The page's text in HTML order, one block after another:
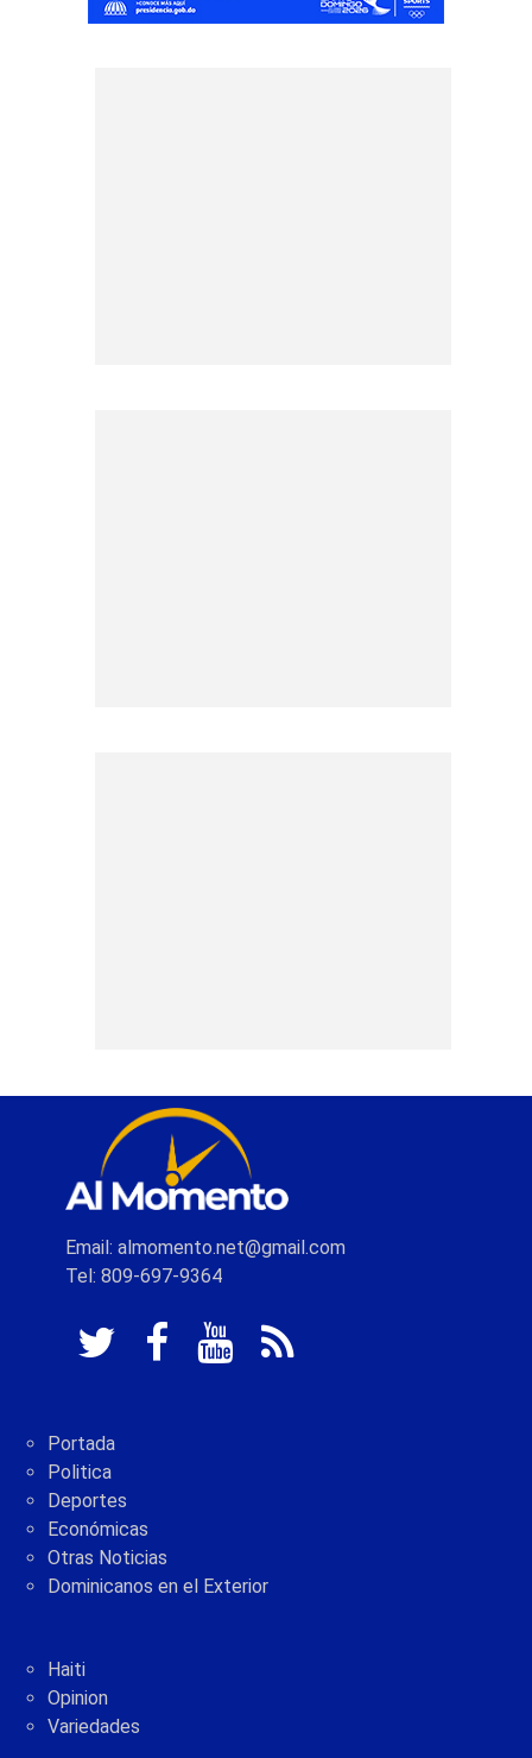
Email: almomento.net@gmail.com
Tel: 809-697-9364
Portada
Politica
Deportes
Económicas
Otras Noticias
Dominicanos en el Exterior
Haiti
Opinion
Variedades